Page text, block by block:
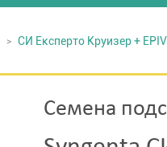
СИ Експерто Круизер +
Семена